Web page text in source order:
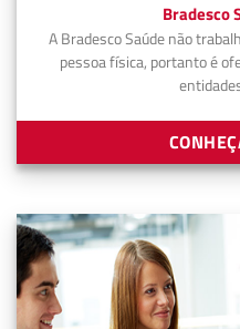
Bradesco
A Bradesco Saúde não
pessoa física, portanto é